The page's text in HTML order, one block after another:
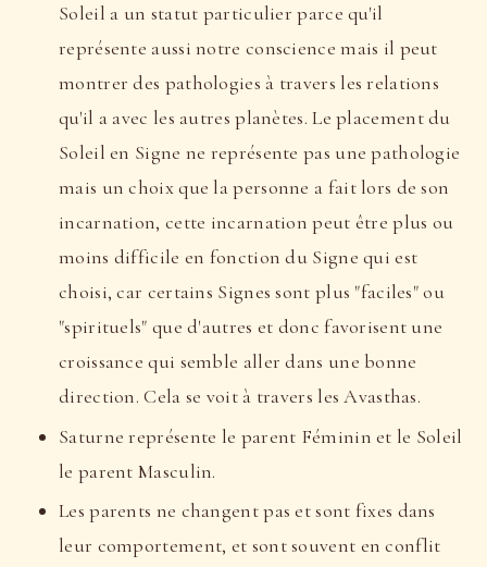
Soleil a un statut particulier parce qu'il
représente aussi notre conscience mais il peut
montrer des pathologies à travers les relations
qu'il a avec les autres planètes. Le placement du
Soleil en Signe ne représente pas une pathologie
mais un choix que la personne a fait lors de son
incarnation, cette incarnation peut être plus ou
moins difficile en fonction du Signe qui est
choisi, car certains Signes sont plus "faciles" ou
"spirituels" que d'autres et donc favorisent une
croissance qui semble aller dans une bonne
direction. Cela se voit à travers les Avasthas.
Saturne représente le parent Féminin et le Soleil
le parent Masculin.
Les parents ne changent pas et sont fixes dans
leur comportement, et sont souvent en conflit